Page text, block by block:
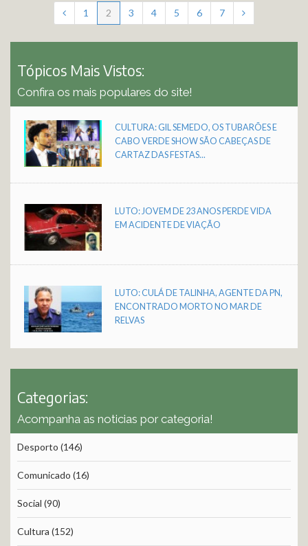
1 2 3 4 5 6 7
Tópicos Mais Vistos:
Confira os mais populares do site!
CULTURA: GIL SEMEDO, OS TUBARÕES E
CABO VERDE SHOW SÃO CABEÇAS DE
CARTAZ DAS FESTAS...
LUTO: JOVEM DE 23 ANOS PERDE VIDA
EM ACIDENTE DE VIAÇÃO
LUTO: CULÁ DE TALINHA, AGENTE DA PN,
ENCONTRADO MORTO NO MAR DE
RELVAS
Categorias:
Acompanha as noticias por categoria!
Desporto (146)
Comunicado (16)
Social (90)
Cultura (152)